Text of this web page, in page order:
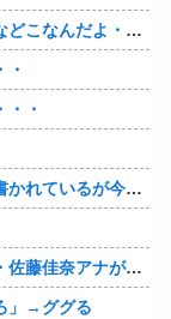
【豊臣兄弟！】本能寺の辺？はっきりしねーなどこなんだよ・・・・
・
・・
織田信雄って、「織田信雄はバカ」と歴史に書かれているが今まで家が残っているんでバカではないよな？
【芸能】レインボー池田直人＆元読売テレビ・佐藤佳奈アナが結婚
」→ググる